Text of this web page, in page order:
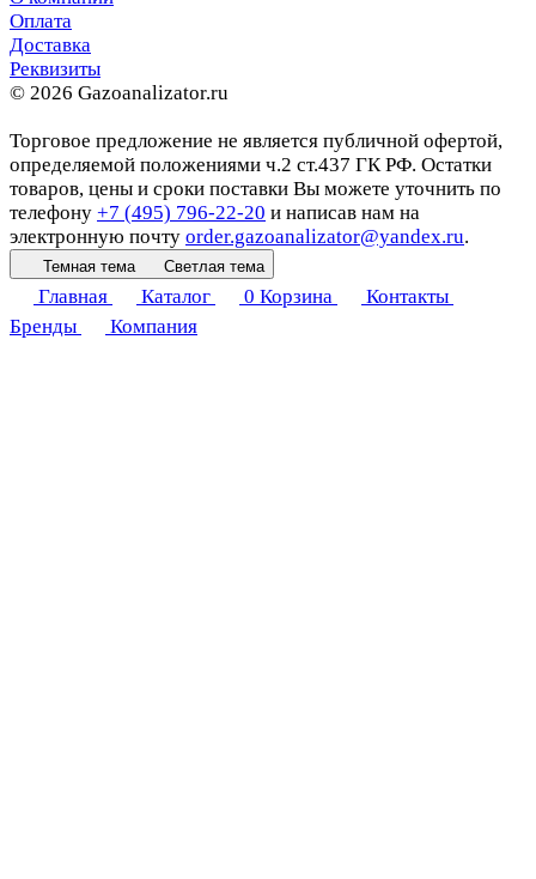
Оплата
Доставка
Реквизиты
© 2026 Gazoanalizator.ru
Торговое предложение не является публичной офертой,
определяемой положениями ч.2 ст.437 ГК РФ. Остатки
товаров, цены и сроки поставки Вы можете уточнить по
телефону +7 (495) 796-22-20 и написав нам на
электронную почту order.gazoanalizator@yandex.ru.
Темная тема Светлая тема
Главная Каталог 0 Корзина
Контакты
Бренды
Компания